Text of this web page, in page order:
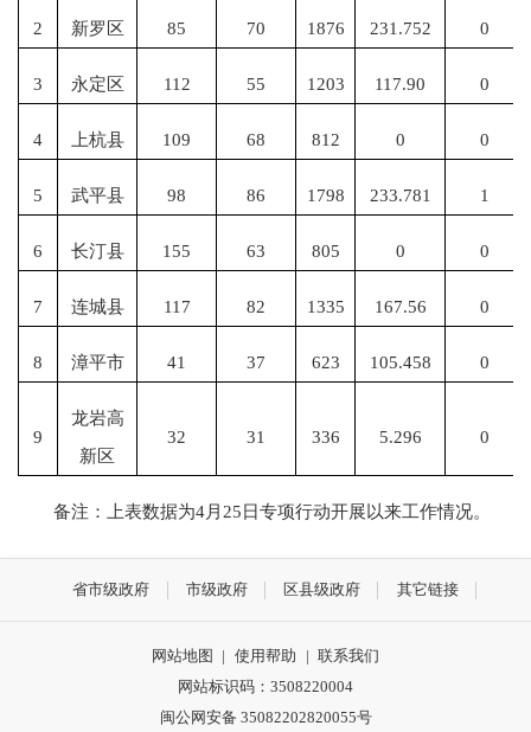
2 新罗区 85 70 1876 231.752 0
3 永定区 112 55 1203 117.90 0
4 上杭县 109 68 812 0 0
5 武平县 98 86 1798 233.781 1
6 长汀县 155 63 805 0 0
7 连城县 117 82 1335 167.56 0
8 漳平市 41 37 623 105.458 0
9
龙岩高
新区
32 31 336 5.296 0
备注：上表数据为4月25日专项行动开展以来工作情况。
省市级政府 市级政府 区县级政府 其它链接
网站地图 | 使用帮助 | 联系我们
网站标识码：3508220004
闽公网安备 35082202820055号